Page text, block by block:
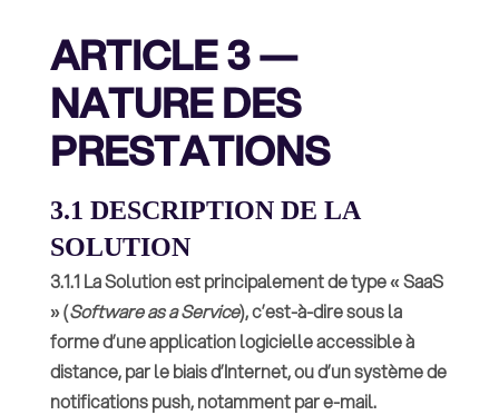
ARTICLE 3 —
NATURE DES
PRESTATIONS
3.1 DESCRIPTION DE LA
SOLUTION
3.1.1 La Solution est principalement de type « SaaS
» (Software as a Service), c’est-à-dire sous la
forme d’une application logicielle accessible à
distance, par le biais d’Internet, ou d’un système de
notifications push, notamment par e-mail.